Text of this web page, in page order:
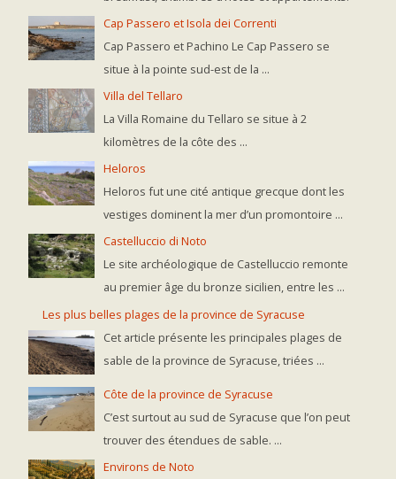
Cap Passero et Isola dei Correnti
Cap Passero et Pachino Le Cap Passero se
situe à la pointe sud-est de la ...
Villa del Tellaro
La Villa Romaine du Tellaro se situe à 2
kilomètres de la côte des ...
Heloros
Heloros fut une cité antique grecque dont les
vestiges dominent la mer d’un promontoire ...
Castelluccio di Noto
Le site archéologique de Castelluccio remonte
au premier âge du bronze sicilien, entre les ...
Les plus belles plages de la province de Syracuse
Cet article présente les principales plages de
sable de la province de Syracuse, triées ...
Côte de la province de Syracuse
C’est surtout au sud de Syracuse que l’on peut
trouver des étendues de sable. ...
Environs de Noto